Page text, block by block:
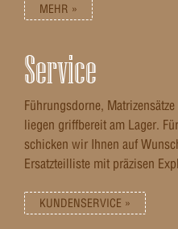
MEHR »
Service
Führungsdorne,
liegen griffbereit am Lager.
schicken wir Ihnen auf
Ersatzteilliste mit präzisen
KUNDENSERVICE »